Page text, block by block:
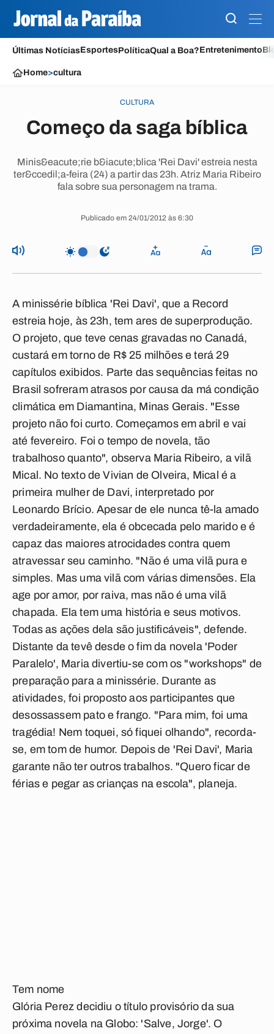
Últimas NotíciasEsportesPolíticaQual a Boa?Entretenimento
Home>cultura
CULTURA
Começo da saga bíblica
Minis&eacute;rie b&iacute;blica 'Rei Davi' estreia nesta
ter&ccedil;a-feira (24) a partir das 23h. Atriz Maria Ribeiro
fala sobre sua personagem na trama.
Publicado em 24/01/2012 às 6:30
A minissérie bíblica 'Rei Davi', que a Record
estreia hoje, às 23h, tem ares de superprodução.
O projeto, que teve cenas gravadas no Canadá,
custará em torno de R$ 25 milhões e terá 29
capítulos exibidos. Parte das sequências feitas no
Brasil sofreram atrasos por causa da má condição
climática em Diamantina, Minas Gerais. "Esse
projeto não foi curto. Começamos em abril e vai
até fevereiro. Foi o tempo de novela, tão
trabalhoso quanto", observa Maria Ribeiro, a vilã
Mical. No texto de Vivian de Olveira, Mical é a
primeira mulher de Davi, interpretado por
Leonardo Brício. Apesar de ele nunca tê-la amado
verdadeiramente, ela é obcecada pelo marido e é
capaz das maiores atrocidades contra quem
atravessar seu caminho. "Não é uma vilã pura e
simples. Mas uma vilã com várias dimensões. Ela
age por amor, por raiva, mas não é uma vilã
chapada. Ela tem uma história e seus motivos.
Todas as ações dela são justificáveis", defende.
Distante da tevê desde o fim da novela 'Poder
Paralelo', Maria divertiu-se com os "workshops" de
preparação para a minissérie. Durante as
atividades, foi proposto aos participantes que
desossassem pato e frango. "Para mim, foi uma
tragédia! Nem toquei, só fiquei olhando", recorda-
se, em tom de humor. Depois de 'Rei Davi', Maria
garante não ter outros trabalhos. "Quero ficar de
férias e pegar as crianças na escola", planeja.
Tem nome
Glória Perez decidiu o título provisório da sua
próxima novela na Globo: 'Salve, Jorge'. O